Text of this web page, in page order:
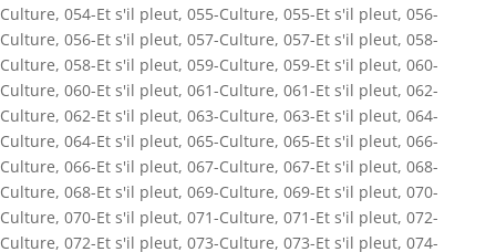
Culture, 054-Et s'il pleut, 055-Culture, 055-Et s'il pleut, 056-
Culture, 056-Et s'il pleut, 057-Culture, 057-Et s'il pleut, 058-
Culture, 058-Et s'il pleut, 059-Culture, 059-Et s'il pleut, 060-
Culture, 060-Et s'il pleut, 061-Culture, 061-Et s'il pleut, 062-
Culture, 062-Et s'il pleut, 063-Culture, 063-Et s'il pleut, 064-
Culture, 064-Et s'il pleut, 065-Culture, 065-Et s'il pleut, 066-
Culture, 066-Et s'il pleut, 067-Culture, 067-Et s'il pleut, 068-
Culture, 068-Et s'il pleut, 069-Culture, 069-Et s'il pleut, 070-
Culture, 070-Et s'il pleut, 071-Culture, 071-Et s'il pleut, 072-
Culture, 072-Et s'il pleut, 073-Culture, 073-Et s'il pleut, 074-